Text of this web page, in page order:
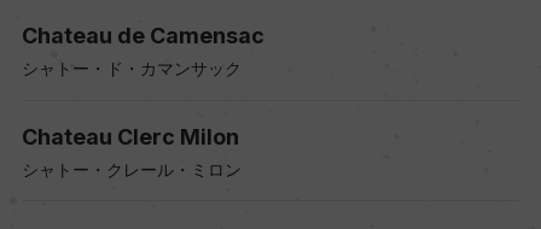
Chateau de Camensac
シャトー・ド・カマンサック
Chateau Clerc Milon
シャトー・クレール・ミロン